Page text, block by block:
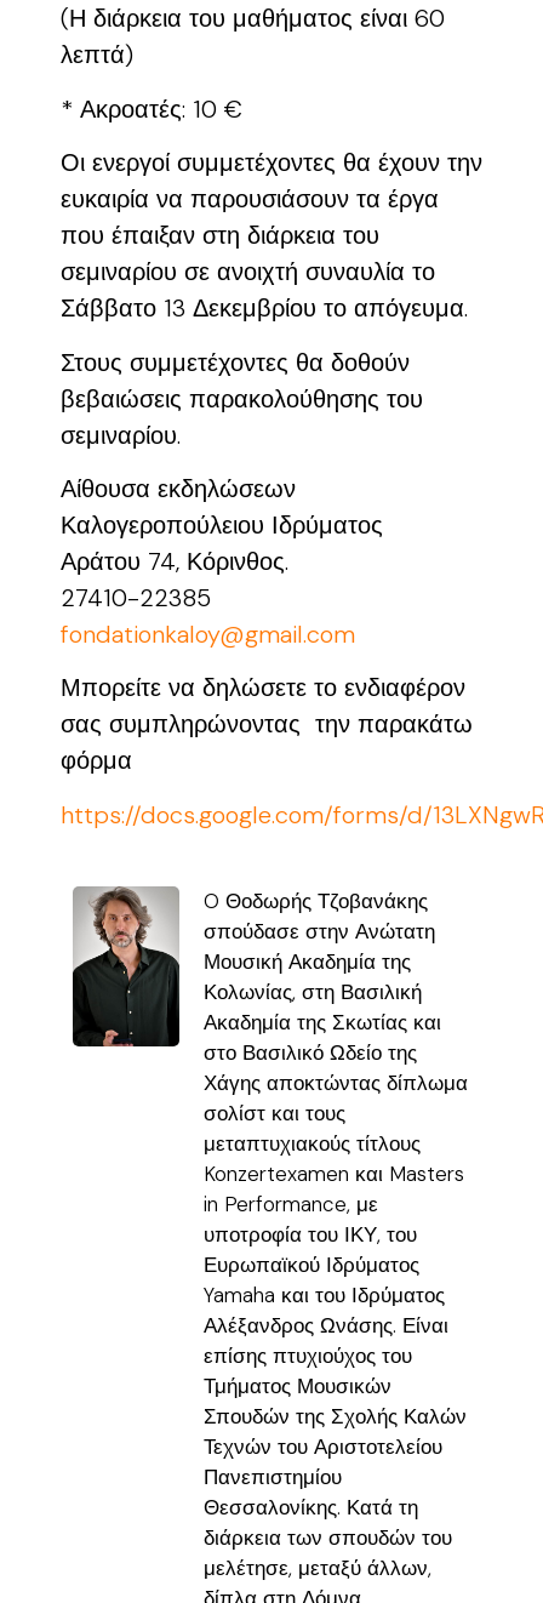
(Η διάρκεια του μαθήματος είναι 60
λεπτά)
* Ακροατές: 10 €
Οι ενεργοί συμμετέχοντες θα έχουν την
ευκαιρία να παρουσιάσουν τα έργα
που έπαιξαν στη διάρκεια του
σεμιναρίου σε ανοιχτή συναυλία το
Σάββατο 13 Δεκεμβρίου το απόγευμα.
Στους συμμετέχοντες θα δοθούν
βεβαιώσεις παρακολούθησης του
σεμιναρίου.
Αίθουσα εκδηλώσεων
Καλογεροπούλειου Ιδρύματος
Αράτου 74, Κόρινθος.
27410-22385
fondationkaloy@gmail.com
Μπορείτε να δηλώσετε το ενδιαφέρον
σας συμπληρώνοντας την παρακάτω
φόρμα
https://docs.google.com/forms/d/
O Θοδωρής Τζοβανάκης
σπούδασε στην Ανώτατη
Μουσική Ακαδημία της
Κολωνίας, στη Βασιλική
Ακαδημία της Σκωτίας και
στο Βασιλικό Ωδείο της
Χάγης αποκτώντας δίπλωμα
σολίστ και τους
μεταπτυχιακούς τίτλους
Konzertexamen και Masters
in Performance, με
υποτροφία του ΙΚΥ, του
Ευρωπαϊκού Ιδρύματος
Yamaha και του Ιδρύματος
Αλέξανδρος Ωνάσης. Είναι
επίσης πτυχιούχος του
Τμήματος Μουσικών
Σπουδών της Σχολής Καλών
Τεχνών του Αριστοτελείου
Πανεπιστημίου
Θεσσαλονίκης. Κατά τη
διάρκεια των σπουδών του
μελέτησε, μεταξύ άλλων,